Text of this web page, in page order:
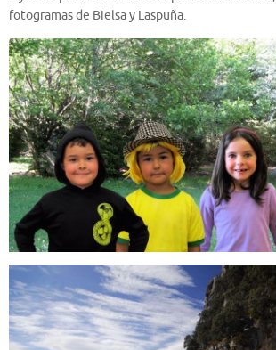
fotogramas de Bielsa y Laspuña.